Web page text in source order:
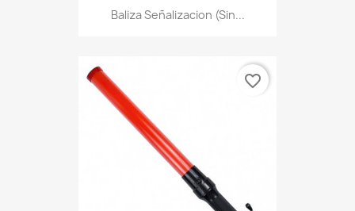
Baliza Señalizacion (Sin...
favorite_border